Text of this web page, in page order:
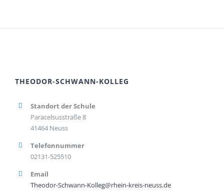
THEODOR-SCHWANN-KOLLEG
Standort der Schule
Paracelsusstraße 8
41464 Neuss
Telefonnummer
02131-525510
Email
Theodor-Schwann-Kolleg@rhein-kreis-neuss.de